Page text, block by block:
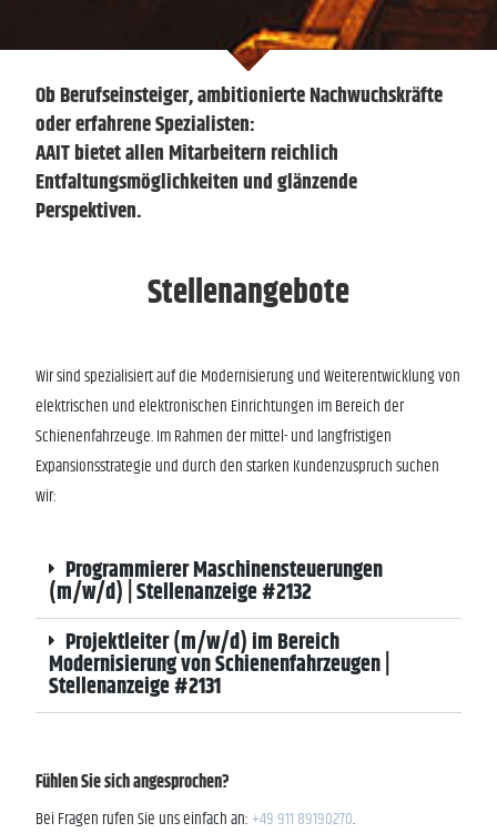
Ob Berufseinsteiger, ambitionierte Nachwuchskräfte
oder erfahrene Spezialisten:
AAIT bietet allen Mitarbeitern reichlich
Entfaltungsmöglichkeiten und glänzende
Perspektiven.
Stellenangebote
Wir sind spezialisiert auf die Modernisierung und Weiterentwicklung von
elektrischen und elektronischen Einrichtungen im Bereich der
Schienenfahrzeuge. Im Rahmen der mittel- und langfristigen
Expansionsstrategie und durch den starken Kundenzuspruch suchen
wir:
Programmierer Maschinensteuerungen
(m/w/d) | Stellenanzeige #2132
Projektleiter (m/w/d) im Bereich
Modernisierung von Schienenfahrzeugen |
Stellenanzeige #2131
Fühlen Sie sich angesprochen?
Bei Fragen rufen Sie uns einfach an:+49 911 89190270.